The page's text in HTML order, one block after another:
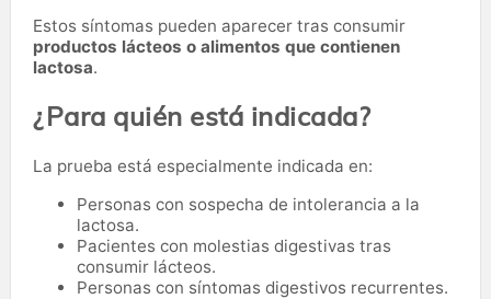
Estos síntomas pueden aparecer tras consumir
productos lácteos o alimentos que contienen
lactosa.
¿Para quién está indicada?
La prueba está especialmente indicada en:
Personas con sospecha de intolerancia a la
lactosa.
Pacientes con molestias digestivas tras
consumir lácteos.
Personas con síntomas digestivos recurrentes.